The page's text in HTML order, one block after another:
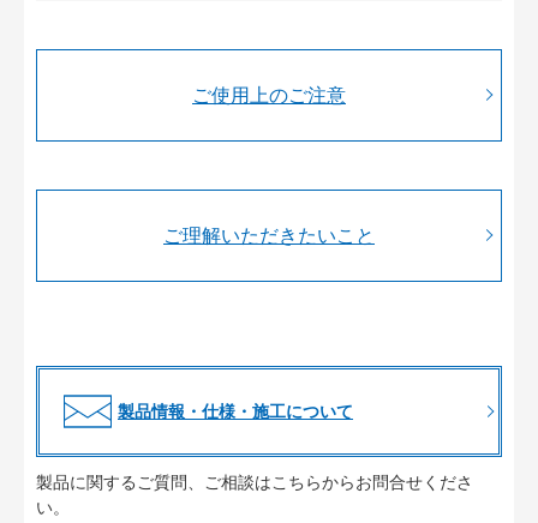
ご使用上のご注意
ご理解いただきたいこと
製品情報・仕様・施工について
製品に関するご質問、ご相談はこちらからお問合せくださ
い。